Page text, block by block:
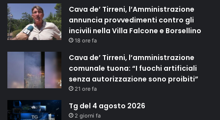
Cava de’ Tirreni, l’Amministrazione
annuncia provvedimenti contro gli
incivili nella Villa Falcone e Borsellino
18 ore fa
Cava de’ Tirreni, l’amministrazione
comunale tuona: “I fuochi artificiali
senza autorizzazione sono proibiti”
21 ore fa
Tg del 4 agosto 2026
2 giorni fa